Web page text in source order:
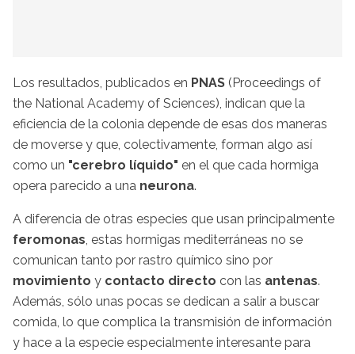
Los resultados, publicados en PNAS (Proceedings of
the National Academy of Sciences), indican que la
eficiencia de la colonia depende de esas dos maneras
de moverse y que, colectivamente, forman algo así
como un "cerebro líquido" en el que cada hormiga
opera parecido a una neurona.
A diferencia de otras especies que usan principalmente
feromonas, estas hormigas mediterráneas no se
comunican tanto por rastro químico sino por
movimiento y contacto directo con las antenas.
Además, sólo unas pocas se dedican a salir a buscar
comida, lo que complica la transmisión de información
y hace a la especie especialmente interesante para